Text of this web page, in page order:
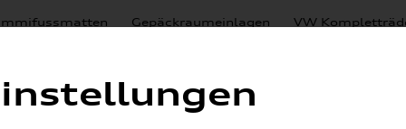
Gepäckraumeinlagen VW
Lackierungen